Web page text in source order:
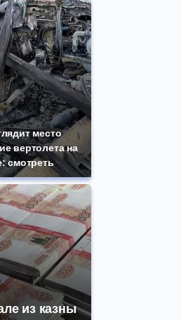
место
вертолета на
смотреть
из казны